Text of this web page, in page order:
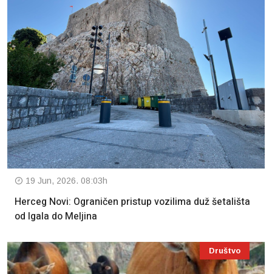
19 Jun, 2026. 08:03h
Herceg Novi: Ograničen pristup vozilima duž šetališta
od Igala do Meljina
Društvo